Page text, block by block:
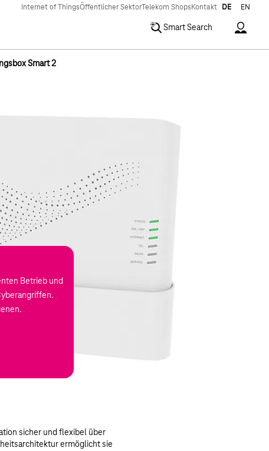
Internet of ThingsÖffentlicher SektorTelekom Shops Kontakt DE EN
Smart Search
Smart 2
Betrieb und
sicher und flexibel über
ermöglicht sie